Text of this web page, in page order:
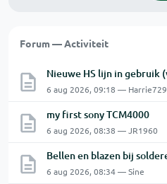
Forum — Activiteit
6 aug 2026, 09:18 — Harrie729
my first sony TCM4000
6 aug 2026, 08:38 — JR1960
Bellen en blazen bij
6 aug 2026, 08:34 — Sine